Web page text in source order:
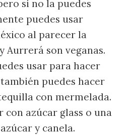
si no la puedes
puedes usar
al parecer la
Aurrerá son veganas.
usar para hacer
puedes hacer
con mermelada.
con azúcar glass o una
y canela.